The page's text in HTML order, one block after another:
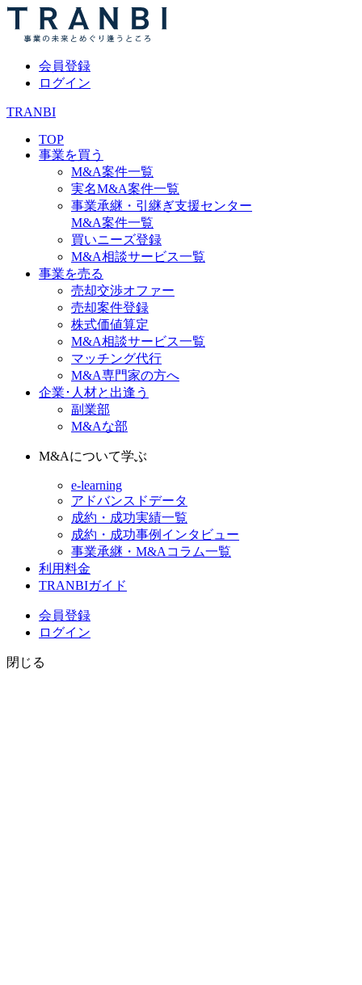
会員登録
ログイン
TRANBI
TOP
事業を買う
M&A案件一覧
実名M&A案件一覧
事業承継・引継ぎ支援センター
M&A案件一覧
買いニーズ登録
M&A相談サービス一覧
事業を売る
売却交渉オファー
売却案件登録
株式価値算定
M&A相談サービス一覧
マッチング代行
M&A専門家の方へ
企業･人材と出逢う
副業部
M&Aな部
M&Aについて学ぶ
e-learning
アドバンスドデータ
成約・成功実績一覧
成約・成功事例インタビュー
事業承継・M&Aコラム一覧
利用料金
TRANBIガイド
会員登録
ログイン
閉じる